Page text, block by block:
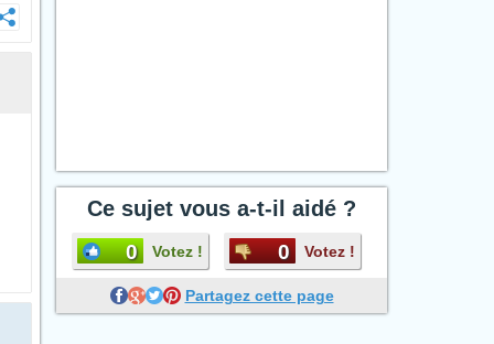
Ce sujet vous a-t-il aidé ?
0 Votez ! 0 Votez !
Partagez cette page